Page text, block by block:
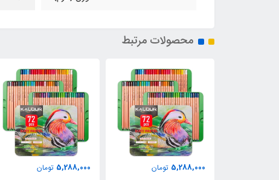
محصولات مرتبط
5,288,000 تومان
5,288,000 تومان